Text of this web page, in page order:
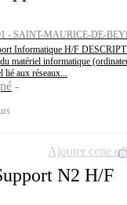
- SAINT-MAURICE-DE-
Informatique H/F
matériel informatique
lié aux réseaux...
N2 H/F
Ajouter cette